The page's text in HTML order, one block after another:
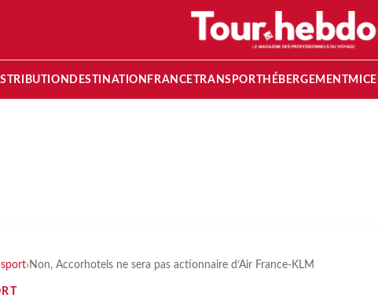
DESTINATION FRANCETRANSPORT HÉBERGEMENTMICE
› Non, Accorhotels ne sera pas actionnaire d’Air France-KLM